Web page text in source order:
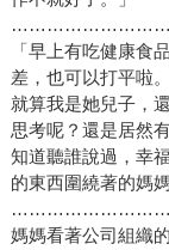
「早上有吃健康食
差，也可以打平啦。
就算我是她兒子，
思考呢？還是居然
知道聽誰說過，幸
的東西圍繞著的媽
媽媽看著公司組織